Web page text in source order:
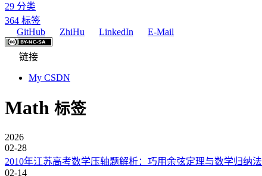
29 分类
364 标签
GitHub
ZhiHu LinkedIn E-Mail
链接
My CSDN
Math 标签
2026
02-28
2010年江苏高考数学压轴题解析：巧用余弦定理与数学归纳法
02-14